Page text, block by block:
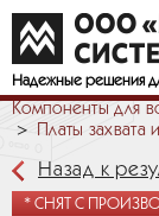
Надежные решения
Компоненты для
Платы
Назад к
* СНЯТ С